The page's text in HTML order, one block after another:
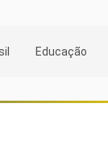
Educação